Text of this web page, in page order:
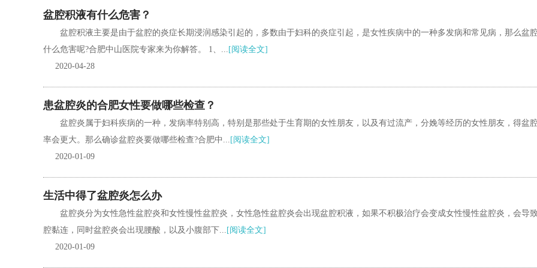
盆腔积液有什么危害？
盆腔积液主要是由于盆腔的炎症长期浸润感染引起的，多数由于妇科的炎症引起，是女性疾病中的一种多发病和常见病，那么盆
什么危害呢?合肥中山医院专家来为你解答。 1、... [阅读全文]
2020-04-28
患盆腔炎的合肥女性要做哪些检查？
盆腔炎属于妇科疾病的一种，发病率特别高，特别是那些处于生育期的女性朋友，以及有过流产，分娩等经历的女性朋友，得盆
率会更大。那么确诊盆腔炎要做哪些检查?合肥中... [阅读全文]
2020-01-09
生活中得了盆腔炎怎么办
盆腔炎分为女性急性盆腔炎和女性慢性盆腔炎，女性急性盆腔炎会出现盆腔积液，如果不积极治疗会变成女性慢性盆腔炎，会导
腔黏连，同时盆腔炎会出现腰酸，以及小腹部下... [阅读全文]
2020-01-09